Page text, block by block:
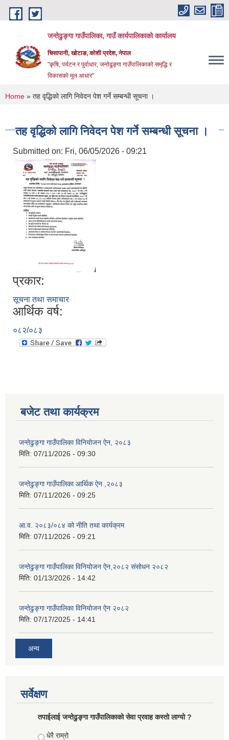
Skip to main content
जन्तेढुङ्गा गाउँपालिका, गाउँ कार्यपालिकाको कार्यालय
चिसापानी, खोटाङ, कोशी प्रदेश, नेपाल
"कृषि, पर्यटन र पुर्वाधार, जन्तेढुङ्गा गाउँपालिकाको समृद्धि र
विकासको मुल आधार"
You are here
Home » तह वृद्धिको लागि निवेदन पेश गर्ने सम्बन्धी सूचना ।
तह वृद्धिको लागि निवेदन पेश गर्ने सम्बन्धी सूचना ।
Submitted on: Fri, 06/05/2026 - 09:21
प्रकार:
सूचना तथा समाचार
आर्थिक वर्ष:
०८२/०८३
बजेट तथा कार्यक्रम
जन्तेढुङ्गा गाउँपालिका विनियोजन ऐन, २०८३
मिति: 07/11/2026 - 09:30
जन्तेढुङ्गा गाउँपालिका आर्थिक ऐन ,२०८३
मिति: 07/11/2026 - 09:25
आ.व. २०८३/०८४ को नीति तथा कार्यक्रम
मिति: 07/11/2026 - 09:21
जन्तेढुङ्गा गाउँपालिका विनियोजन ऐन,२०८२ संसोधन २०८२
मिति: 01/13/2026 - 14:42
जन्तेढुङ्गा गाउँपालिका विनियोजन ऐन २०८२
मिति: 07/17/2025 - 14:41
अन्य
सर्वेक्षण
तपाईलाई जन्तेढुङ्गा गाउँपालिकाको सेवा प्रवाह कस्तो लाग्यो ?
Choices
धेरै राम्रो